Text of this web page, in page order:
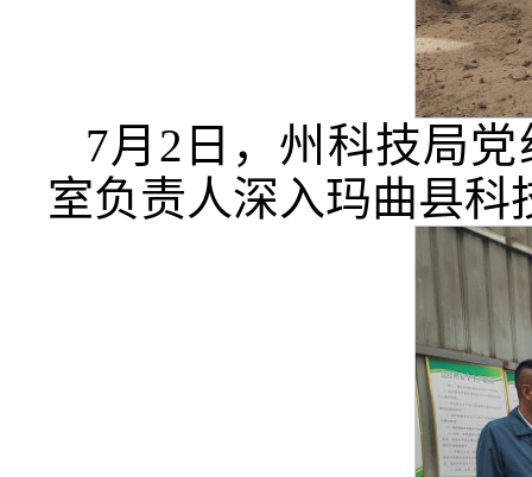
7月2日，州科技局
室负责人深入玛曲县科